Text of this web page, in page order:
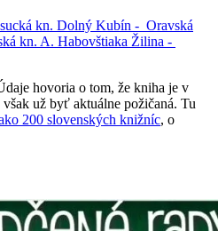
kn. Dolný Kubín - Oravská
kn. A. Habovštiaka Žilina -
hovoria o tom, že kniha je v
už byť aktuálne požičaná. Tu
200 slovenských knižníc, o